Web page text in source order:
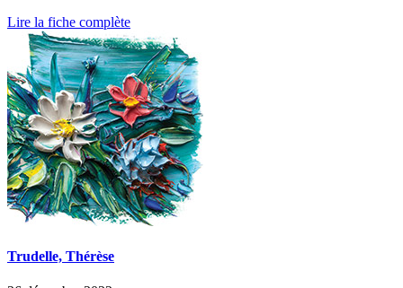
Lire la fiche complète
Trudelle, Thérèse